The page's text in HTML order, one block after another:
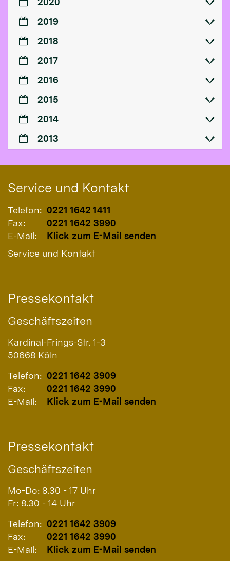
2019
2018
2017
2016
2015
2014
2013
Service und Kontakt
Telefon: 0221 1642 1411
Fax:
0221 1642 3990
E-Mail:
Klick zum E-Mail senden
Service und Kontakt
Pressekontakt
Geschäftszeiten
Kardinal-Frings-Str. 1-3
50668 Köln
Telefon: 0221 1642 3909
Fax:
0221 1642 3990
E-Mail:
Klick zum E-Mail senden
Pressekontakt
Geschäftszeiten
Mo-Do: 8.30 - 17 Uhr
Fr: 8.30 - 14 Uhr
Telefon: 0221 1642 3909
Fax:
0221 1642 3990
E-Mail:
Klick zum E-Mail senden